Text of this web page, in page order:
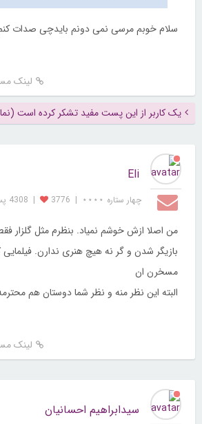
سلام خوبم مرسی نمی دونم بایدچی صدات
لینک
یک کاربر از این پست مفید تشکر کرده است
Eli
چهار ستاره ⋆⋆⋆⋆ |
3776
| 4308 پست
من اصلا ازش خوشم نمیاد. بنظرم مثل گلزار
بازیگر شدن و گر نه هیچ هنری ندارن.
مسخرن ان
البته این نظر منه و نظر شما دوستان هم
لینک
سيدابراهيم احسانيان